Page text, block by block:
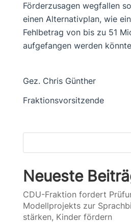
Förderzusagen wegfallen
einen Alternativplan, wie
Fehlbetrag von bis zu 51
aufgefangen werden
Gez. Chris Günther
Fraktionsvorsitzende
Neueste
CDU-Fraktion fordert
Modellprojekts zur
stärken, Kinder fördern